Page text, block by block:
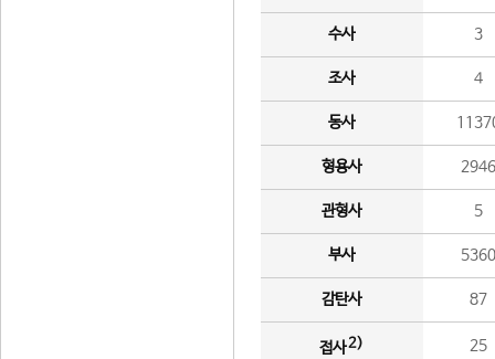
수사 3
조사 4
동사
형용사 2946
관형사 5
부사 5360
감탄사 87
접사2) 25